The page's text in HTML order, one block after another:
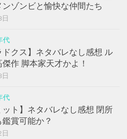
ゾンビと愉快な仲間たち
代
ドクス】ネタバレなし感想 ル
作 脚本家天才かよ！
代
ット】ネタバレなし感想 閉所
賞可能か？